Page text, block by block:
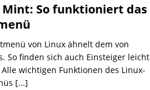
Mint: So funktioniert das
von Linux ähnelt dem von
So finden sich auch Einsteiger leicht
wichtigen Funktionen des Linux-
[...]